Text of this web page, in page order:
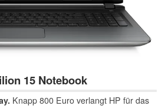
15 Notebook
Knapp 800 Euro verlangt HP für das